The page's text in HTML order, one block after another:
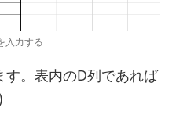
入力する
。表内のD列であれば